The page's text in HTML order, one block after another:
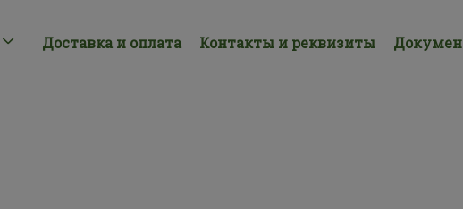
Доставка и оплата Контакты и реквизиты